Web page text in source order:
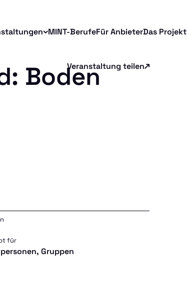
MINT-BerufeFür AnbieterDas Projekt
Veranstaltung teilen
Boden
für
Gruppen